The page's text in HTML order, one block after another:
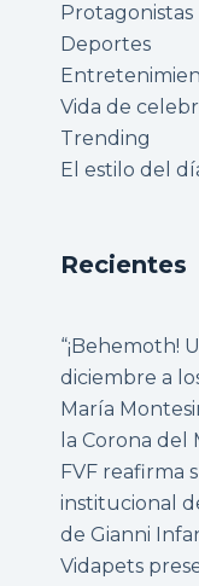
Protagonistas
Deportes
Vida de
Trending
El estilo del
Recientes
“¡Behemoth!
diciembre a
María
la Corona del
FVF reafirma
institucional
de Gianni
Vidapets